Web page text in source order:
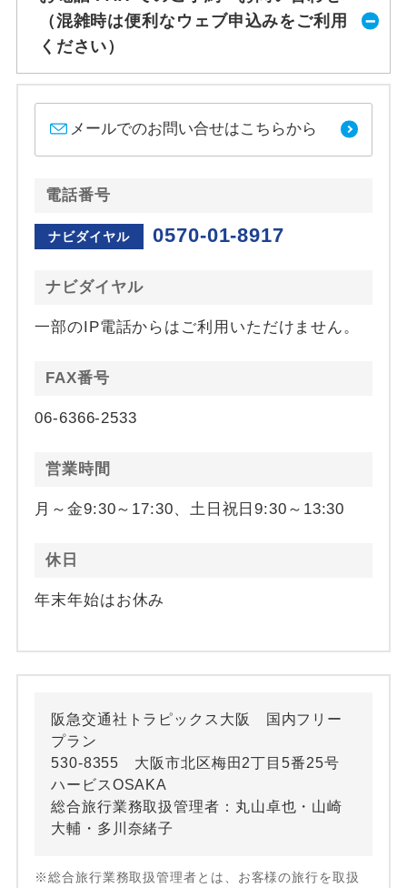
（混雑時は便利なウェブ申込みをご利用
ください）
メールでのお問い合せはこちらから
電話番号
ナビダイヤル 0570-01-8917
ナビダイヤル
一部のIP電話からはご利用いただけません。
FAX番号
06-6366-2533
営業時間
月～金9:30～17:30、土日祝日9:30～13:30
休日
年末年始はお休み
阪急交通社トラピックス大阪 国内フリー
プラン
530-8355 大阪市北区梅田2丁目5番25号
ハービスOSAKA
総合旅行業務取扱管理者：丸山卓也・山崎
大輔・多川奈緒子
※総合旅行業務取扱管理者とは、お客様の旅行を取扱